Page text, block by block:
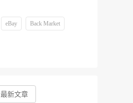
eBay Back Market
最新文章